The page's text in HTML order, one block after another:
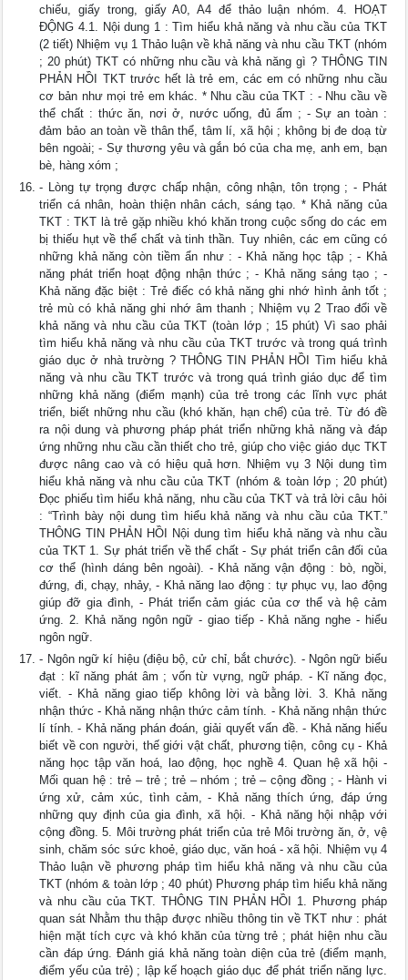
chiếu, giấy trong, giấy A0, A4 để thảo luận nhóm. 4. HOẠT
ĐỘNG 4.1. Nội dung 1 : Tìm hiểu khả năng và nhu cầu của TKT
(2 tiết) Nhiệm vụ 1 Thảo luận về khả năng và nhu cầu TKT (nhóm
; 20 phút) TKT có những nhu cầu và khả năng gì ? THÔNG TIN
PHẢN HỒI TKT trước hết là trẻ em, các em có những nhu cầu
cơ bản như mọi trẻ em khác. * Nhu cầu của TKT : - Nhu cầu về
thể chất : thức ăn, nơi ở, nước uống, đủ ấm ; - Sự an toàn :
đảm bảo an toàn về thân thể, tâm lí, xã hội ; không bị đe doạ từ
bên ngoài; - Sự thương yêu và gắn bó của cha mẹ, anh em, bạn
bè, hàng xóm ;
- Lòng tự trọng được chấp nhận, công nhận, tôn trọng ; - Phát
triển cá nhân, hoàn thiện nhân cách, sáng tạo. * Khả năng của
TKT : TKT là trẻ gặp nhiều khó khăn trong cuộc sống do các em
bị thiếu hụt về thể chất và tinh thần. Tuy nhiên, các em cũng có
những khả năng còn tiềm ẩn như : - Khả năng học tập ; - Khả
năng phát triển hoạt động nhận thức ; - Khả năng sáng tạo ; -
Khả năng đặc biệt : Trẻ điếc có khả năng ghi nhớ hình ảnh tốt ;
trẻ mù có khả năng ghi nhớ âm thanh ; Nhiệm vụ 2 Trao đổi về
khả năng và nhu cầu của TKT (toàn lớp ; 15 phút) Vì sao phải
tìm hiểu khả năng và nhu cầu của TKT trước và trong quá trình
giáo dục ở nhà trường ? THÔNG TIN PHẢN HỒI Tìm hiểu khả
năng và nhu cầu TKT trước và trong quá trình giáo dục để tìm
những khả năng (điểm mạnh) của trẻ trong các lĩnh vực phát
triển, biết những nhu cầu (khó khăn, hạn chế) của trẻ. Từ đó đề
ra nội dung và phương pháp phát triển những khả năng và đáp
ứng những nhu cầu cần thiết cho trẻ, giúp cho việc giáo dục TKT
được nâng cao và có hiệu quả hơn. Nhiệm vụ 3 Nội dung tìm
hiểu khả năng và nhu cầu của TKT (nhóm & toàn lớp ; 20 phút)
Đọc phiếu tìm hiểu khả năng, nhu cầu của TKT và trả lời câu hỏi
: “Trình bày nội dung tìm hiểu khả năng và nhu cầu của TKT.”
THÔNG TIN PHẢN HỒI Nội dung tìm hiểu khả năng và nhu cầu
của TKT 1. Sự phát triển về thể chất - Sự phát triển cân đối của
cơ thể (hình dáng bên ngoài). - Khả năng vận động : bò, ngồi,
đứng, đi, chạy, nhảy, - Khả năng lao động : tự phục vụ, lao động
giúp đỡ gia đình, - Phát triển cảm giác của cơ thể và hệ cảm
ứng. 2. Khả năng ngôn ngữ - giao tiếp - Khả năng nghe - hiểu
ngôn ngữ.
- Ngôn ngữ kí hiệu (điệu bộ, cử chỉ, bắt chước). - Ngôn ngữ biểu
đạt : kĩ năng phát âm ; vốn từ vựng, ngữ pháp. - Kĩ năng đọc,
viết. - Khả năng giao tiếp không lời và bằng lời. 3. Khả năng
nhận thức - Khả năng nhận thức cảm tính. - Khả năng nhận thức
lí tính. - Khả năng phán đoán, giải quyết vấn đề. - Khả năng hiểu
biết về con người, thế giới vật chất, phương tiện, công cụ - Khả
năng học tập văn hoá, lao động, học nghề 4. Quan hệ xã hội -
Mối quan hệ : trẻ – trẻ ; trẻ – nhóm ; trẻ – cộng đồng ; - Hành vi
ứng xử, cảm xúc, tình cảm, - Khả năng thích ứng, đáp ứng
những quy định của gia đình, xã hội. - Khả năng hội nhập với
cộng đồng. 5. Môi trường phát triển của trẻ Môi trường ăn, ở, vệ
sinh, chăm sóc sức khoẻ, giáo dục, văn hoá - xã hội. Nhiệm vụ 4
Thảo luận về phương pháp tìm hiểu khả năng và nhu cầu của
TKT (nhóm & toàn lớp ; 40 phút) Phương pháp tìm hiểu khả năng
và nhu cầu của TKT. THÔNG TIN PHẢN HỒI 1. Phương pháp
quan sát Nhằm thu thập được nhiều thông tin về TKT như : phát
hiện mặt tích cực và khó khăn của từng trẻ ; phát hiện nhu cầu
cần đáp ứng. Đánh giá khả năng toàn diện của trẻ (điểm mạnh,
điểm yếu của trẻ) ; lập kế hoạch giáo dục để phát triển năng lực.